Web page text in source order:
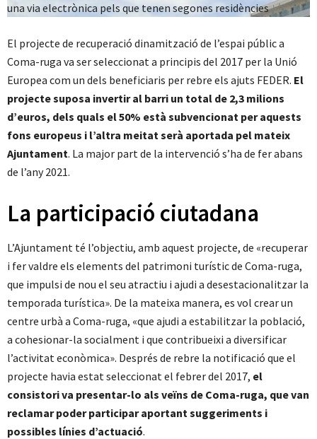
una via electrònica pels que tenen segones residències
El projecte de recuperació dinamització de l’espai públic a
Coma-ruga va ser seleccionat a principis del 2017 per la Unió
Europea com un dels beneficiaris per rebre els ajuts FEDER. El
projecte suposa invertir al barri un total de 2,3 milions
d’euros, dels quals el 50% està subvencionat per aquests
fons europeus i l’altra meitat serà aportada pel mateix
Ajuntament. La major part de la intervenció s’ha de fer abans
de l’any 2021.
La participació ciutadana
L’Ajuntament té l’objectiu, amb aquest projecte, de «recuperar
i fer valdre els elements del patrimoni turístic de Coma-ruga,
que impulsi de nou el seu atractiu i ajudi a desestacionalitzar la
temporada turística». De la mateixa manera, es vol crear un
centre urbà a Coma-ruga, «que ajudi a estabilitzar la població,
a cohesionar-la socialment i que contribueixi a diversificar
l’activitat econòmica». Després de rebre la notificació que el
projecte havia estat seleccionat el febrer del 2017, el
consistori va presentar-lo als veïns de Coma-ruga, que van
reclamar poder participar aportant suggeriments i
possibles línies d’actuació.